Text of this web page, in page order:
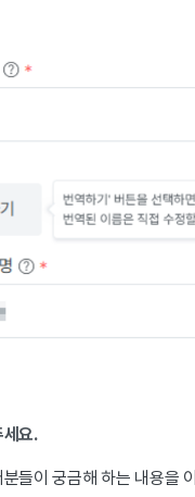
요.
들이 궁금해 하는 내용을